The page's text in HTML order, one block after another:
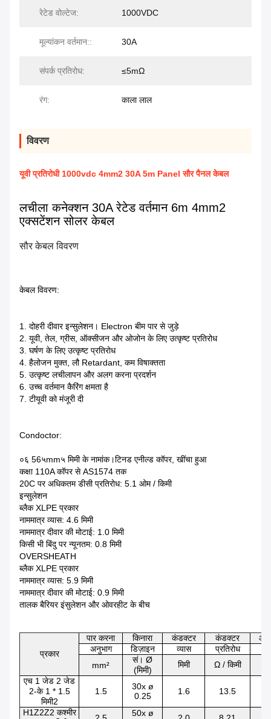
रेटेड वोल्टेज: 1000VDC
मूल्यांकन वर्तमान:: 30A
संपर्क प्रतिरोध: ≤5mΩ
रंग: काला लाल
विवरण
यूवी प्रतिरोधी 1000vdc 4mm2 30A 5m Panel सौर पैनल केबल
लचीला कनेक्शन 30A रेटेड वर्तमान 6m 4mm2
एक्सटेंशन सोलर केबल
सौर केबल विवरण
केबल विवरण:
1. दोहरी दीवार इन्सुलेशन। Electron बीम पार से जुड़े
2. यूवी, तेल, ग्रीस, ऑक्सीजन और ओजोन के लिए उत्कृष्ट प्रतिरोध
3. घर्षण के लिए उत्कृष्ट प्रतिरोध
4. हैलोजन मुक्त, लौ Retardant, कम विषाक्तता
5. उत्कृष्ट लचीलापन और अलग करना प्रदर्शन
6. उच्च वर्तमान कैरिंग क्षमता है
7. टीयूवी को मंजूरी दी
Condoctor:
०६ 56५mm५ मिमी के नामांक।टिनड एनील्ड कॉपर, खींचा हुआ
कक्षा 110A कॉपर से AS1574 तक
20C पर अधिकतम डीसी प्रतिरोध: 5.1 ओम / किमी
इन्सुलेशन
ब्लैक XLPE प्रकार
नाममात्र व्यास: 4.6 मिमी
नाममात्र दीवार की मोटाई: 1.0 मिमी
किसी भी बिंदु पर न्यूनतम: 0.8 मिमी
OVERSHEATH
ब्लैक XLPE प्रकार
नाममात्र व्यास: 5.9 मिमी
नाममात्र दीवार की मोटाई: 0.9 मिमी
तालक बैरियर इंसुलेशन और ओवरहीट के बीच
प्रकार
पार करना किनारा कंडक्टर कंडक्टर
अनुभाग
डिज़ाइन व्यास प्रतिरोध
mm²
सं। Ø
(मिमी)
मिमी Ω / किमी
एच 1 जेड 2 जेड
2-के 1 * 1.5
मिमी2
1.5
30x ø
0.25
1.6 13.5
H1Z2Z2 कश्मीर
50x ø